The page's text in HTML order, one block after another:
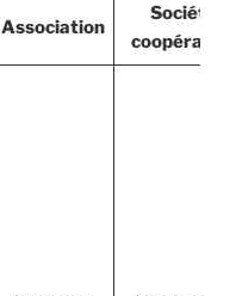
Association
Société
coopérative